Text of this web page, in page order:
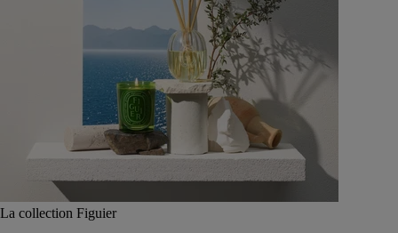
La collection Figuier